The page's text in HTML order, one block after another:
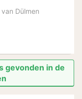
vanaf
Dülmen
gevonden in de